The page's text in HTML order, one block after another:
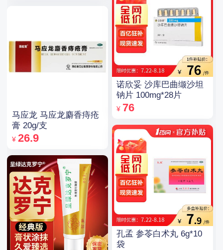
马应龙 马应龙麝香痔疮
膏 20g/支
¥ 26.9
诺欣妥 沙库巴曲缬沙坦
钠片 100mg*28片
¥ 76
孔孟 参苓白术丸 6g*10
袋